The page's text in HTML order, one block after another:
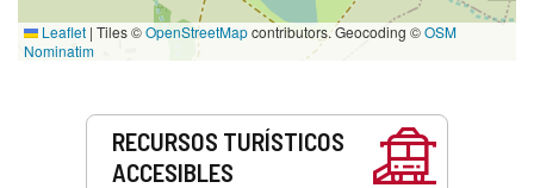
Leaflet | Tiles ©OpenStreetMapcontributors. Geocoding ©OSM
Nominatim
RECURSOS TURÍSTICOS
ACCESIBLES